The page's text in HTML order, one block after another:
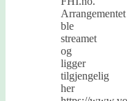
Arrangementet
ble
streamet
og
ligger
tilgjengelig
her